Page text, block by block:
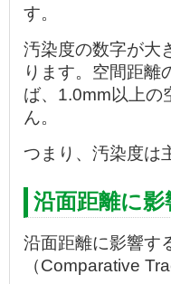
す。
汚染度の数字が大
ります。空間距離
ば、1.0mm以上の
ん。
つまり、汚染度は
沿面距離に
沿面距離に影響す
（Comparative